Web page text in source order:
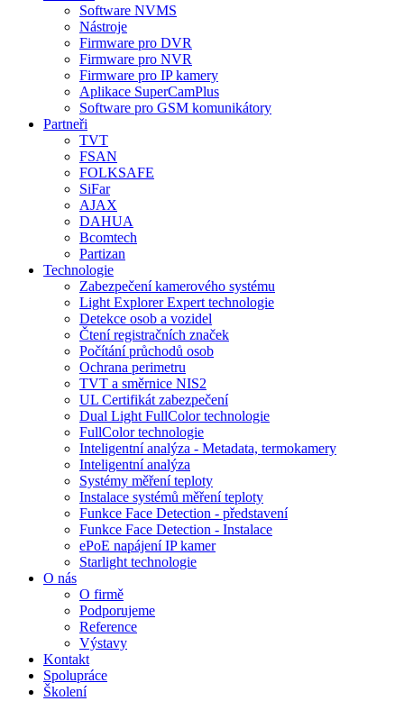
Software NVMS
Nástroje
Firmware pro DVR
Firmware pro NVR
Firmware pro IP kamery
Aplikace SuperCamPlus
Software pro GSM komunikátory
Partneři
TVT
FSAN
FOLKSAFE
SiFar
AJAX
DAHUA
Bcomtech
Partizan
Technologie
Zabezpečení kamerového systému
Light Explorer Expert technologie
Detekce osob a vozidel
Čtení registračních značek
Počítání průchodů osob
Ochrana perimetru
TVT a směrnice NIS2
UL Certifikát zabezpečení
Dual Light FullColor technologie
FullColor technologie
Inteligentní analýza - Metadata, termokamery
Inteligentní analýza
Systémy měření teploty
Instalace systémů měření teploty
Funkce Face Detection - představení
Funkce Face Detection - Instalace
ePoE napájení IP kamer
Starlight technologie
O nás
O firmě
Podporujeme
Reference
Výstavy
Kontakt
Spolupráce
Školení